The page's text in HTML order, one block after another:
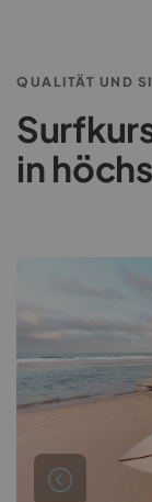
QUALITÄT UND
in